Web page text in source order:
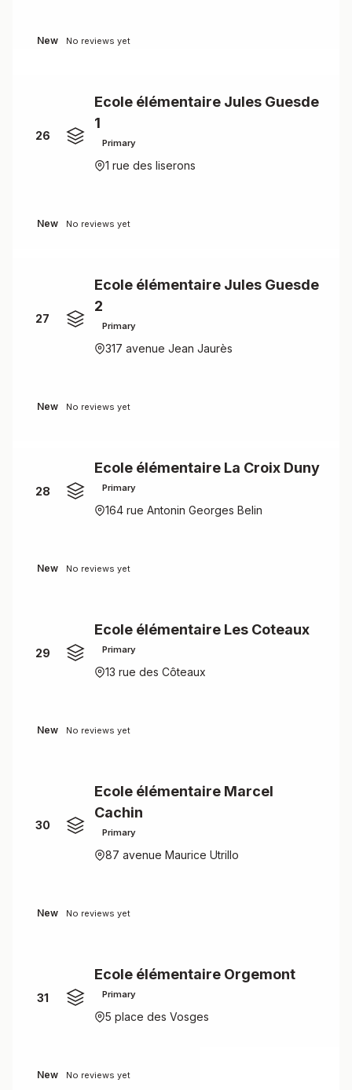
New No reviews yet
26
Ecole élémentaire Jules Guesde
1
Primary
1 rue des liserons
New No reviews yet
27
Ecole élémentaire Jules Guesde
2
Primary
317 avenue Jean Jaurès
New No reviews yet
28
Ecole élémentaire La Croix Duny
Primary
164 rue Antonin Georges Belin
New No reviews yet
29
Ecole élémentaire Les Coteaux
Primary
13 rue des Côteaux
New No reviews yet
30
Ecole élémentaire Marcel
Cachin
Primary
87 avenue Maurice Utrillo
New No reviews yet
31
Ecole élémentaire Orgemont
Primary
5 place des Vosges
New No reviews yet